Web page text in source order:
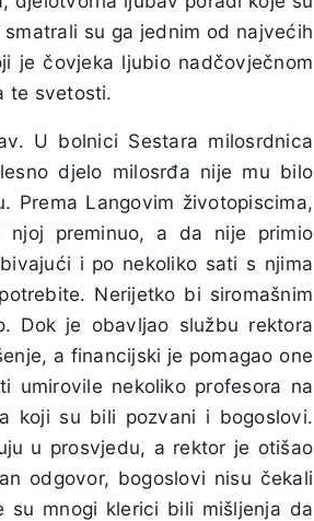
su ga jednim od najvećih
je čovjeka ljubio nadčovječnom
te svetosti.
U bolnici Sestara milosrdnica
djelo milosrđa nije mu bilo
Prema Langovim životopiscima,
preminuo, a da nije primio
i po nekoliko sati s njima
Nerijetko bi siromašnim
Dok je obavljao službu rektora
a financijski je pomagao one
umirovile nekoliko profesora na
koji su bili pozvani i bogoslovi.
u prosvjedu, a rektor je otišao
odgovor, bogoslovi nisu čekali
su mnogi klerici bili mišljenja da